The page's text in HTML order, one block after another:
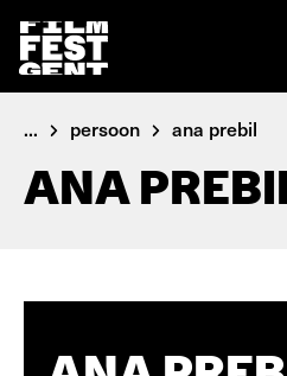
... persoon ana prebil
ANA